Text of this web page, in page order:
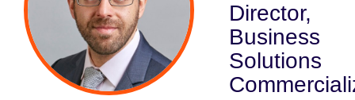
Cultura
Settore
Director,
Business
Solutions